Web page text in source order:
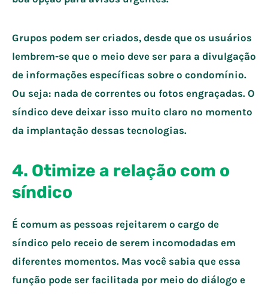
Grupos podem ser criados, desde que os usuários
lembrem-se que o meio deve ser para a divulgação
de informações específicas sobre o condomínio.
Ou seja: nada de correntes ou fotos engraçadas. O
síndico deve deixar isso muito claro no momento
da implantação dessas tecnologias.
4. Otimize a relação com o
síndico
É comum as pessoas rejeitarem o cargo de
síndico pelo receio de serem incomodadas em
diferentes momentos. Mas você sabia que essa
função pode ser facilitada por meio do diálogo e